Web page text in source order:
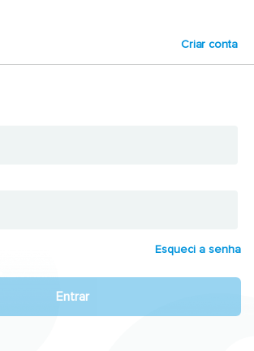
Criar conta
Esqueci a senha
Entrar